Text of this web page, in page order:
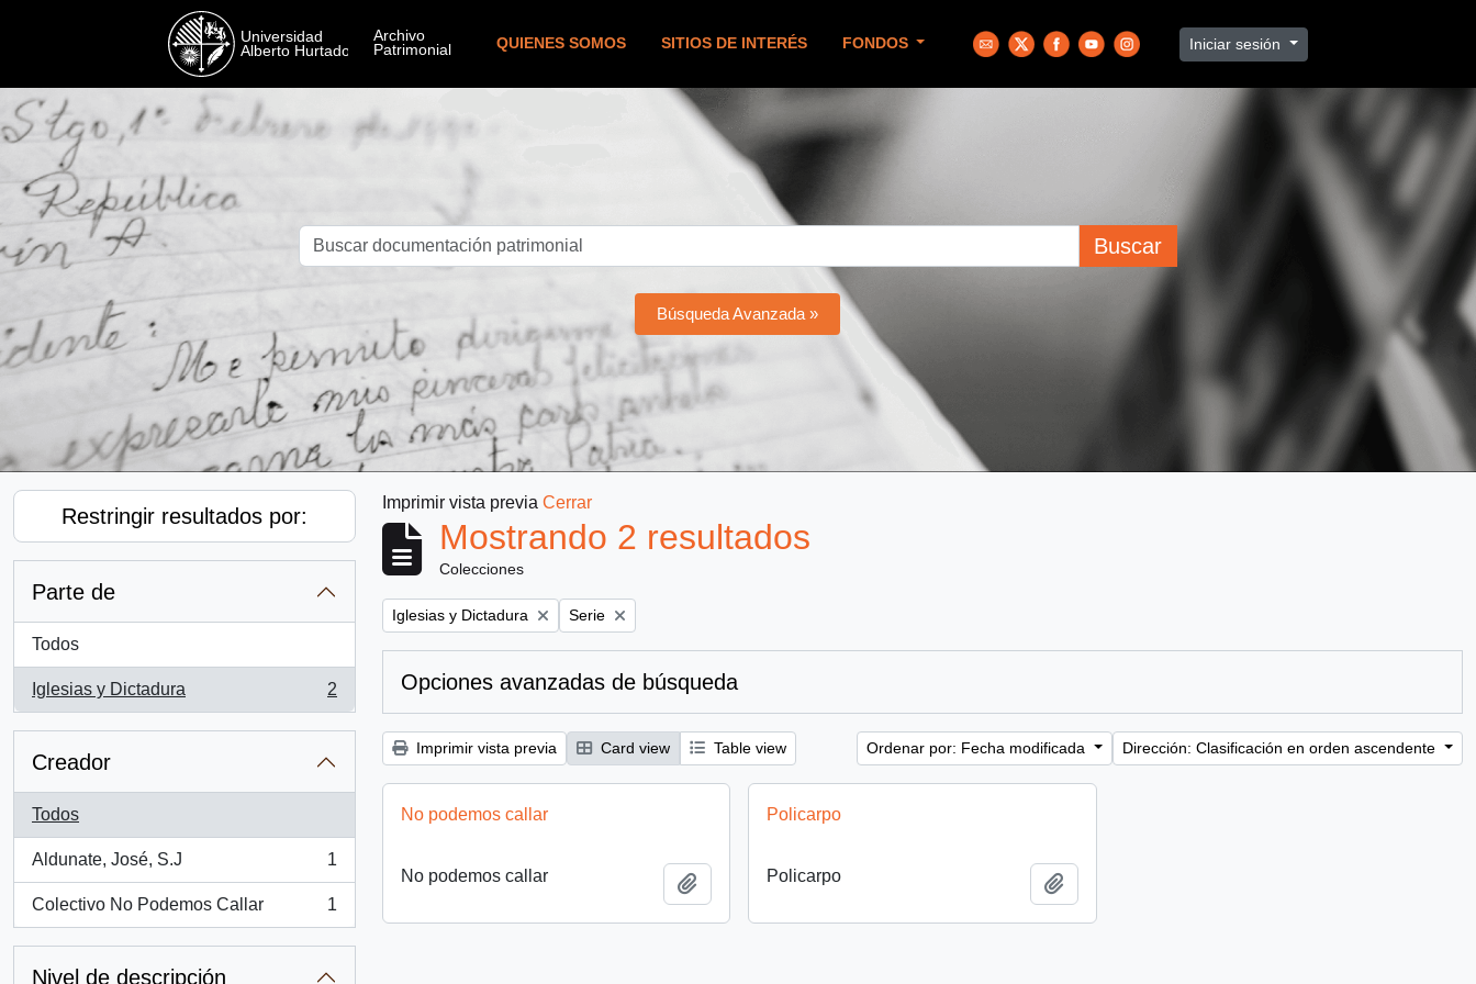
QUIENES SOMOS SITIOS DE INTERÉS FONDOS Iniciar sesión
Buscar
Búsqueda Avanzada »
Restringir resultados por:
Parte de
Todos
Iglesias y Dictadura
, 2 resultados
2
Creador
Todos
Aldunate, José, S.J
, 1 resultados
1
Colectivo No Podemos Callar
, 1 resultados
1
Nivel de descripción
Imprimir vista previa Cerrar
Mostrando 2 resultados
Colecciones
Remove filter:
Iglesias y Dictadura Remove filter:
Serie
Opciones avanzadas de búsqueda
Imprimir vista previa Card view Table view Ordenar por: Fecha modificada Dirección: Clasificación en orden ascendente
No podemos callar
No podemos callar Añadir al portapapeles
Policarpo
Policarpo Añadir al portapapeles